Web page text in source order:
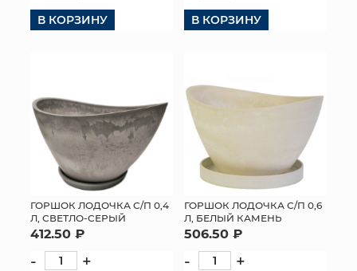
В КОРЗИНУ В КОРЗИНУ
ГОРШОК ЛОДОЧКА С/П 0,4
Л, СВЕТЛО-СЕРЫЙ
412.50 ₽
- +
ГОРШОК ЛОДОЧКА С/П 0,6
Л, БЕЛЫЙ КАМЕНЬ
506.50 ₽
- +